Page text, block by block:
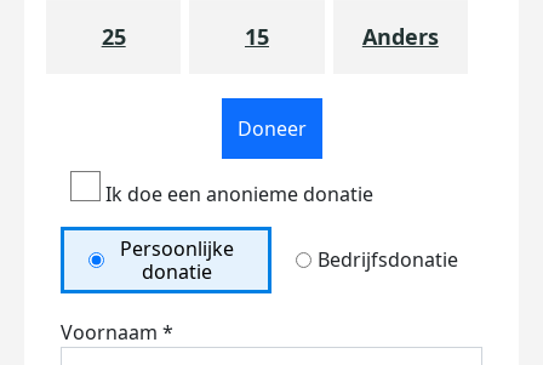
25 15 Anders
Doneer
Ik doe een anonieme donatie
Persoonlijke
donatie
Bedrijfsdonatie
Voornaam *